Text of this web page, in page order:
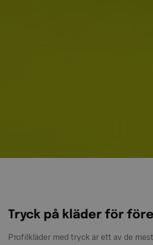
Tryck på kläder för
Profilkläder med tryck är ett av de mest